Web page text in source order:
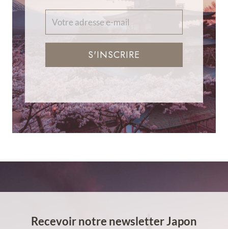
S'INSCRIRE
Recevoir notre newsletter Japon